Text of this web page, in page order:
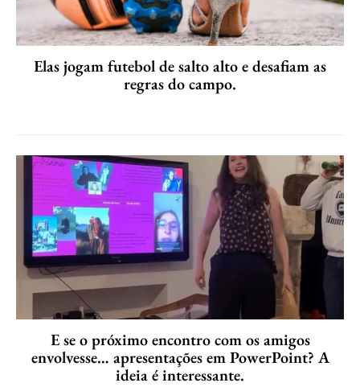
Elas jogam futebol de salto alto e desafiam as
regras do campo.
E se o próximo encontro com os amigos
envolvesse… apresentações em PowerPoint? A
ideia é interessante.